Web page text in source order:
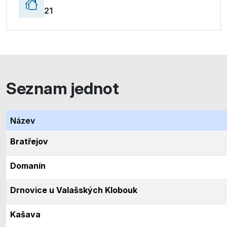
21
Seznam jednot
Název
Bratřejov
Domanín
Drnovice u Valašských Klobouk
Kašava